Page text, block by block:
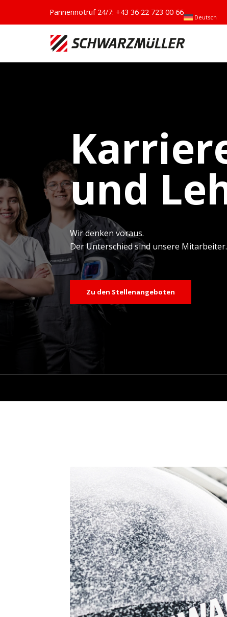
Deutsch
Pannennotruf 24/7: +43 36 22 723 00 66
und
Wir denken voraus.
Der Unterschied sind unsere Mitarbeiter.
Zu den Stellenangeboten